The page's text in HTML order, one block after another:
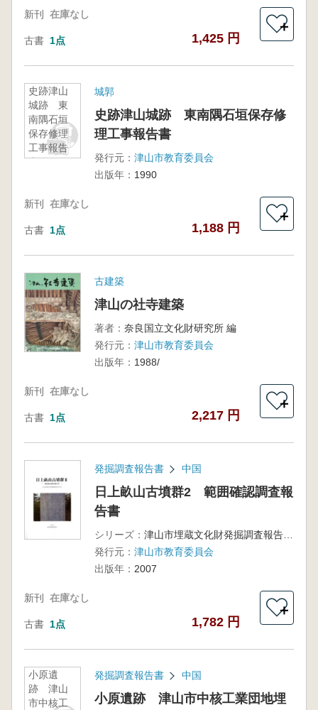
新刊 在庫なし
古書 1点 1,425 円
＋
史跡津山
城跡 東
南隅石垣
保存修理
工事報告
書
城郭
史跡津山城跡 東南隅石垣保存修
理工事報告書
発行元： 津山市教育委員会
出版年： 1990
新刊 在庫なし
古書 1点 1,188 円
＋
古建築
津山の社寺建築
著者： 奈良国立文化財研究所 編
発行元： 津山市教育委員会
出版年： 1988/
新刊 在庫なし
古書 1点 2,217 円
＋
発掘調査報告書 中国
日上畝山古墳群2 範囲確認調査報
告書
シリーズ：
津山市埋蔵文化財発掘調査報告書第78集
発行元： 津山市教育委員会
出版年： 2007
新刊 在庫なし
古書 1点 1,782 円
＋
小原遺
跡 津山
市中核工
発掘調査報告書 中国
小原遺跡 津山市中核工業団地埋